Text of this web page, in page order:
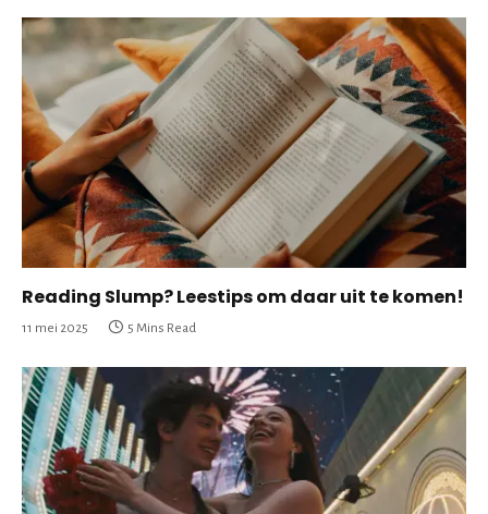
Reading Slump? Leestips om daar uit te komen!
11 mei 2025 5 Mins Read